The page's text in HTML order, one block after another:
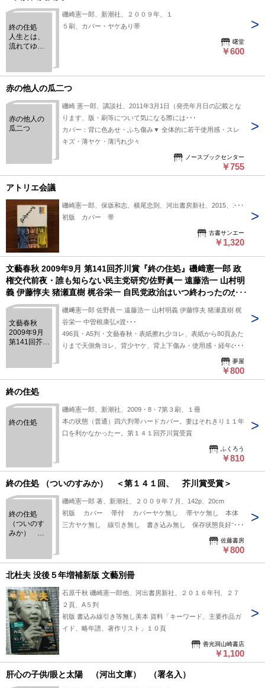
終の住処
人生とは、
流れてゆく
だ 第１４
１回芥川賞
受賞！
磯崎憲一郎、新潮社、２００９年、１
５刷、カバー・ヤケあり帯
曙堂
￥600
赤の他人の瓜二つ
赤の他人の
瓜二つ
磯崎 憲一郎、講談社、2011年3月1日（発売年月日の記載とな
ります、版・刷等について気になる際には･･･
カバー：背に色あせ・ふち傷み▼ 全体的に若干使用感・スレ
キズ・薄ヤケ・薄汚れ少々
ノースブックセンター
￥755
アトリエ会議
磯崎憲一郎、保坂和志、横尾忠則、河出書房新社、2015、1冊
初版 カバー 帯
古書サンエー
￥1,320
文藝春秋 2009年9月 第141回芥川賞『終の住処』磯﨑憲一郎 政
権交代前夜・誰も知らない民主党研究/佐野眞一 遠藤浩一 山村明
義 伊藤惇夫 猪瀬直樹 梶谷栄一 自民党政治はいつ終わったのか/
中曽根康弘×渡辺恒雄×御厨貴 ほか
文藝春秋
2009年9月
第141回芥川
一郎 政権交
代前夜・誰
も知らない
佐野眞一 遠
藤浩一 山村
明義 伊藤惇
根康弘×渡辺
恒雄×御厨貴
磯﨑憲一郎 佐野眞一 遠藤浩一 山村明義 伊藤惇夫 猪瀬直樹 梶
谷栄一 中曽根康弘×渡･･･
496頁・A5判・文藝春秋・表紙擦れ少ヨレ、表紙から80頁あた
りまで天側角ヨレ、背少ヤケ、背上下傷み・使用感・経年のヤ
夢屋
￥800
終の住処
終の住処
磯崎憲一郎、新潮社、2009・8・7第３刷、１冊
本の状態（普通）四六判帯ハードカバー。妻はそれきり１１年
口を利かなかったー。第１４１回芥川賞受賞
ふくろう
￥810
終の住処 （ついのすみか） ＜第１４１回、 芥川賞受賞＞
終の住処
（ついのす
みか） ＜
賞受賞＞
磯崎憲一郎 著、新潮社、２００９年７月、142p、20cm
初版 カバー 帯付 カバーヤケ無し 帯ヤケ無し 本体
三方ヤケ無し 線引き無し 書き込み無し 保存状態良好で
す。 結婚すれば世の中のすべてが違って見えるかといえば、
やはりそんなことはなかったのだ――。互いに二十代の長く続
た男女。不安定で茫漠とした新婚生活を経て、あるときを境に
人に歳月は容赦なく押し寄せた……。ベストセラーとなった芥
川賞受賞作。解説・蓮實重彦
佐藤書房
￥800
北杜夫 没後５年増補新版 文藝別冊
石原千秋 磯崎憲一郎他、河出書房新社、２０１６年刊、２７
２頁、A５判
初版 書込み線引き等無し美本 資料「キーワード、主要作品ガ
イド、略年譜、著作リスト」１０頁
善光洞山崎書店
￥1,100
肝心の子供/眼と太陽 （河出文庫） （署名入）